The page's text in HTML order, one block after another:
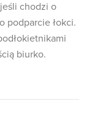
chodzi o
podparcie łokci.
biurko.